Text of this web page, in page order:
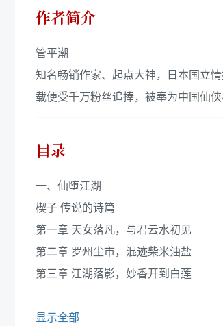
作者简介
管平潮
知名畅销作家、起点大神，日本国立
载便受千万粉丝追捧，被奉为中国仙
目录
一、仙堕江湖
楔子 传说的诗篇
第一章 天女落凡，与君云水初见
第二章 罗州尘市，混迹柴米油盐
第三章 江湖落影，妙香开到白莲
显示全部